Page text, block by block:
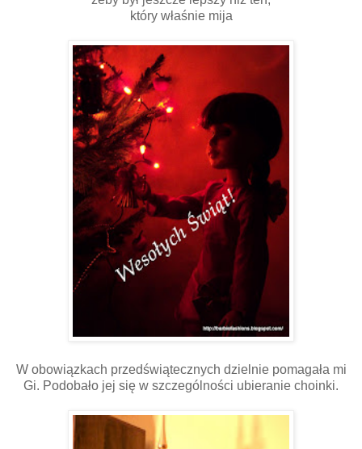
który właśnie mija
W obowiązkach przedświątecznych dzielnie pomagała mi
Gi. Podobało jej się w szczególności ubieranie choinki.